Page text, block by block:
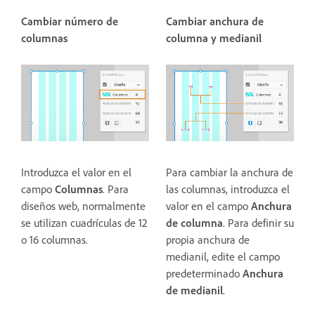
Cambiar número de
columnas
Introduzca el valor en el
campo Columnas. Para
diseños web, normalmente
se utilizan cuadrículas de 12
o 16 columnas.
Cambiar anchura de
columna y medianil
Para cambiar la anchura de
las columnas, introduzca el
valor en el campo Anchura
de columna. Para definir su
propia anchura de
medianil, edite el campo
predeterminado Anchura
de medianil.